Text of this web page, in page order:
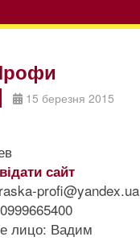
15 березня 2015
сайт
profi@yandex.ua
0999665400
лицо: Вадим